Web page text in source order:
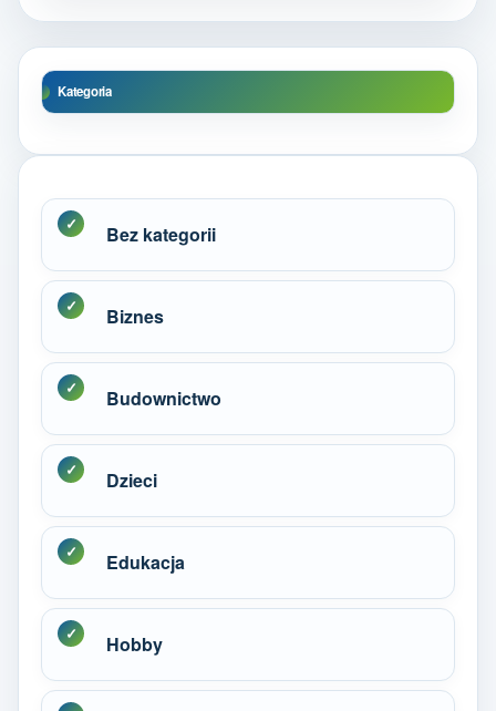
Kategoria
Bez kategorii
Biznes
Budownictwo
Dzieci
Edukacja
Hobby